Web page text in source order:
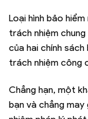
Loại hình bảo
trách nhiệm
của hai chính
trách nhiệm công
Chẳng hạn, một
bạn và chẳng